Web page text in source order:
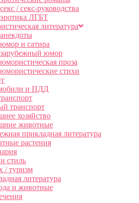
секс / секс-руководства
эротика ЛГБТ
литература
анекдоты
юмор и сатира
зарубежный юмор
юмористическая проза
юмористические стихи
и ПДД
транспорт
хозяйство
животные
прикладная литература
растения
стиль
/ туризм
литература
и животные